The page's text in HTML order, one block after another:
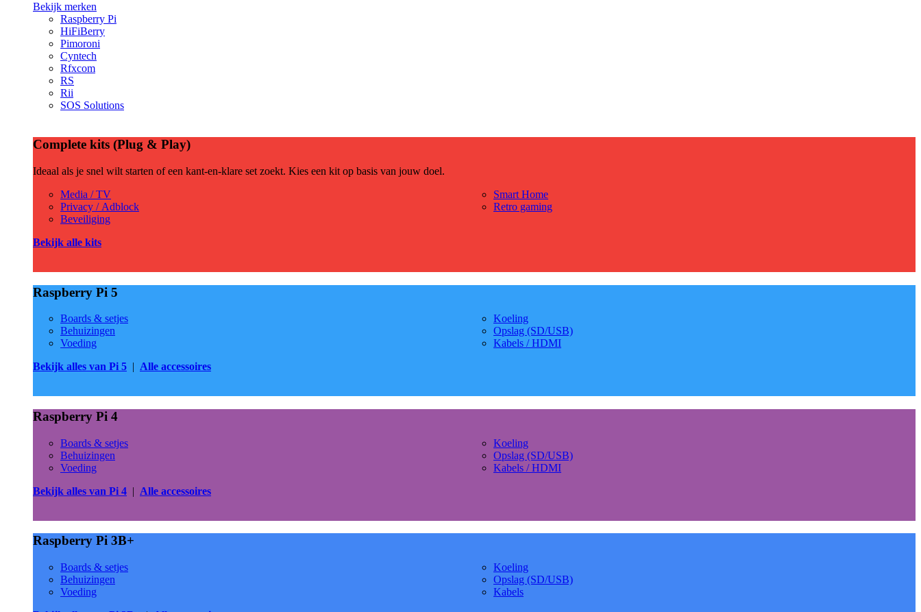
Bekijk merken
Raspberry Pi
HiFiBerry
Pimoroni
Cyntech
Rfxcom
RS
Rii
SOS Solutions
Complete kits (Plug & Play)
Ideaal als je snel wilt starten of een kant-en-klare set zoekt. Kies een kit op basis van jouw doel.
Media / TV
Privacy / Adblock
Beveiliging
Smart Home
Retro gaming
Bekijk alle kits
Raspberry Pi 5
Boards & setjes
Behuizingen
Voeding
Koeling
Opslag (SD/USB)
Kabels / HDMI
Bekijk alles van Pi 5 | Alle accessoires
Raspberry Pi 4
Boards & setjes
Behuizingen
Voeding
Koeling
Opslag (SD/USB)
Kabels / HDMI
Bekijk alles van Pi 4 | Alle accessoires
Raspberry Pi 3B+
Boards & setjes
Behuizingen
Voeding
Koeling
Opslag (SD/USB)
Kabels